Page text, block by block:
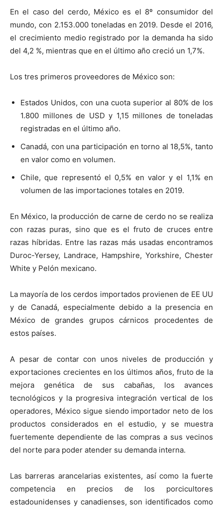
En el caso del cerdo, México es el 8º consumidor del
mundo, con 2.153.000 toneladas en 2019. Desde el 2016,
el crecimiento medio registrado por la demanda ha sido
del 4,2 %, mientras que en el último año creció un 1,7%.
Los tres primeros proveedores de México son:
Estados Unidos, con una cuota superior al 80% de los
1.800 millones de USD y 1,15 millones de toneladas
registradas en el último año.
Canadá, con una participación en torno al 18,5%, tanto
en valor como en volumen.
Chile, que representó el 0,5% en valor y el 1,1% en
volumen de las importaciones totales en 2019.
En México, la producción de carne de cerdo no se realiza
con razas puras, sino que es el fruto de cruces entre
razas híbridas. Entre las razas más usadas encontramos
Duroc-Yersey, Landrace, Hampshire, Yorkshire, Chester
White y Pelón mexicano.
La mayoría de los cerdos importados provienen de EE UU
y de Canadá, especialmente debido a la presencia en
México de grandes grupos cárnicos procedentes de
estos países.
A pesar de contar con unos niveles de producción y
exportaciones crecientes en los últimos años, fruto de la
mejora genética de sus cabañas, los avances
tecnológicos y la progresiva integración vertical de los
operadores, México sigue siendo importador neto de los
productos considerados en el estudio, y se muestra
fuertemente dependiente de las compras a sus vecinos
del norte para poder atender su demanda interna.
Las barreras arancelarias existentes, así como la fuerte
competencia en precios de los porcicultores
estadounidenses y canadienses, son identificados como